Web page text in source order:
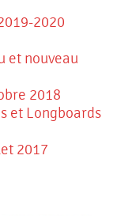
2020
et nouveau
2018
et Longboards
2017